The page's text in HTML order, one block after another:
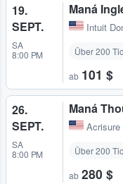
19.
SEPT.
SA
8:00 PM
Maná
Intuit
Über 200
ab 101 $
26.
SEPT.
SA
8:00 PM
Maná
Acrisure
Über 200
ab 280 $